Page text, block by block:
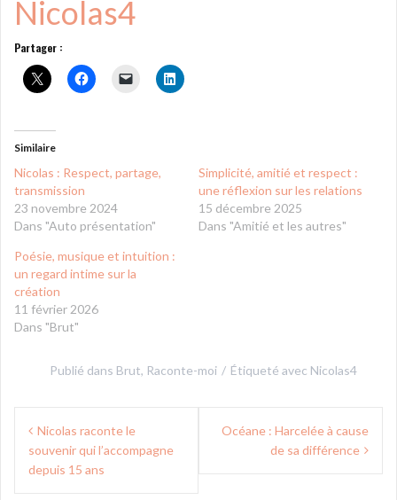
Nicolas4
Partager :
Similaire
Nicolas : Respect, partage,
transmission
23 novembre 2024
Dans "Auto présentation"
Simplicité, amitié et respect :
une réflexion sur les relations
15 décembre 2025
Dans "Amitié et les autres"
Poésie, musique et intuition :
un regard intime sur la
création
11 février 2026
Dans "Brut"
Publié dans Brut, Raconte-moi Étiqueté avec Nicolas4
Navigation
de
l’article
Nicolas raconte le
souvenir qui l’accompagne
depuis 15 ans
Océane : Harcelée à cause
de sa différence